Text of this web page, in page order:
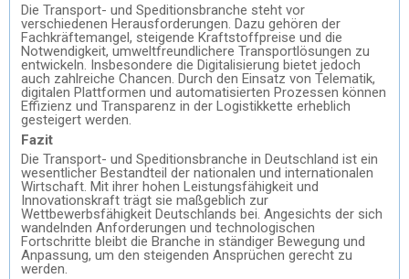
Die Transport- und Speditionsbranche steht vor
verschiedenen Herausforderungen. Dazu gehören der
Fachkräftemangel, steigende Kraftstoffpreise und die
Notwendigkeit, umweltfreundlichere Transportlösungen zu
entwickeln. Insbesondere die Digitalisierung bietet jedoch
auch zahlreiche Chancen. Durch den Einsatz von Telematik,
digitalen Plattformen und automatisierten Prozessen können
Effizienz und Transparenz in der Logistikkette erheblich
gesteigert werden.
Fazit
Die Transport- und Speditionsbranche in Deutschland ist ein
wesentlicher Bestandteil der nationalen und internationalen
Wirtschaft. Mit ihrer hohen Leistungsfähigkeit und
Innovationskraft trägt sie maßgeblich zur
Wettbewerbsfähigkeit Deutschlands bei. Angesichts der sich
wandelnden Anforderungen und technologischen
Fortschritte bleibt die Branche in ständiger Bewegung und
Anpassung, um den steigenden Ansprüchen gerecht zu
werden.